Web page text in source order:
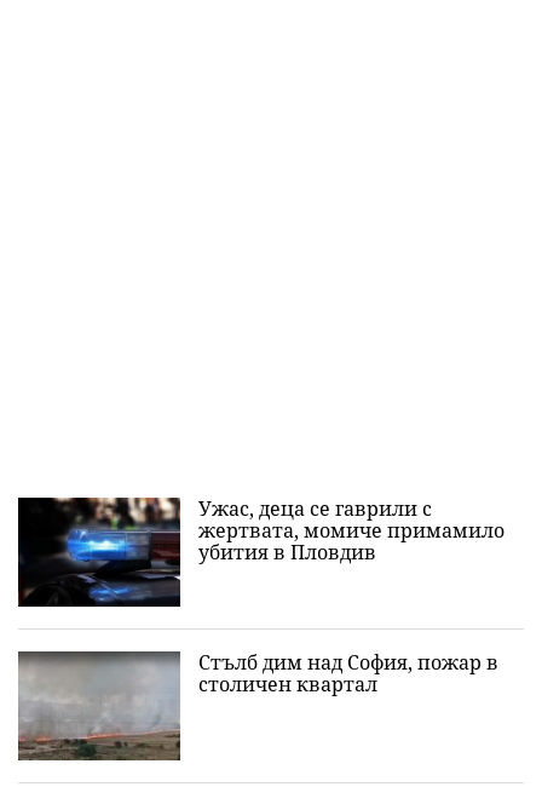
Ужас, деца се гаврили с
жертвата, момиче примамило
убития в Пловдив
Стълб дим над София, пожар в
столичен квартал